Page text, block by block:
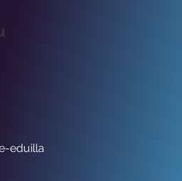
eduilla